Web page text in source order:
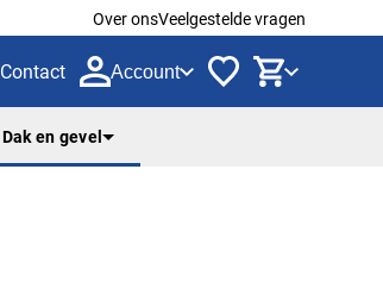
Over onsVeelgestelde vragen
Contact Account
Dak en gevel